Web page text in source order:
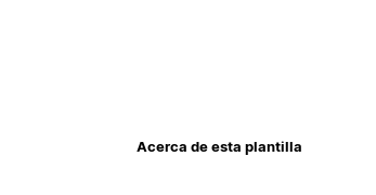
Acerca de esta plantilla